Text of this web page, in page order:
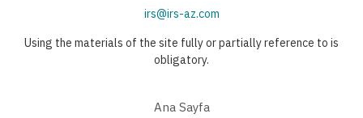
irs@irs-az.com
Using the materials of the site fully or partially reference to is
obligatory.
Ana Sayfa